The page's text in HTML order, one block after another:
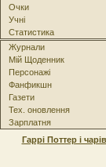
Очки
Учні
Статистика
Журнали
Мій Щоденник
Персонажі
Фанфикшн
Газети
Тех. оновлення
Зарплатня
Гаррі Поттер і